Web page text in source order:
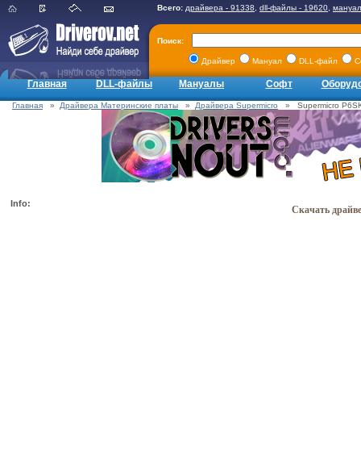
Всего: драйвера - 91338 dll-файлы - 19620
Поиск:
Драйвер Мануал DLL-файл
Главная DLL-файлы Мануалы Софт
Главная » Драйвера Материнские платы » Драйвера Supermicro » Supermicro
Info:
Скачать